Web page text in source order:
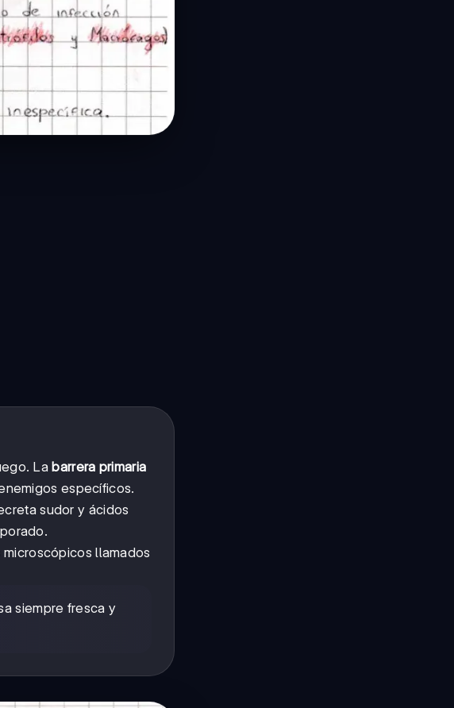
La barrera primaria
específicos.
sudor y ácidos
llamados
siempre fresca y